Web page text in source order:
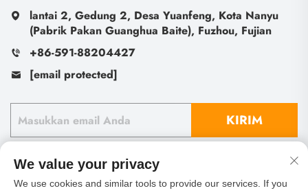
lantai 2, Gedung 2, Desa Yuanfeng, Kota Nanyu
(Pabrik Pakan Guanghua Baite), Fuzhou, Fujian
+86-591-88204427
[email protected]
KIRIM
We value your privacy
We use cookies and similar tools to provide our services. If you